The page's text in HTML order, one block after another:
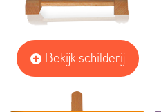
Bekijk schilderij